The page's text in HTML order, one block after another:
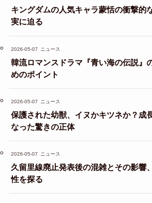
キングダムの人気キャラ蒙恬の衝撃的
実に迫る
2026-05-07 ニュース
韓流ロマンスドラマ『青い海の伝説』
めのポイント
2026-05-07 ニュース
保護された幼獣、イヌかキツネか？成
なった驚きの正体
2026-05-07 ニュース
久留里線廃止発表後の混雑とその影響
性を探る